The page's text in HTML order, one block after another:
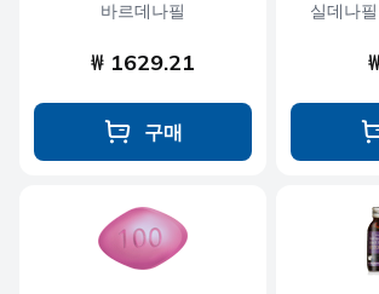
바르데나필
₩ 1629.21
구매
실데나